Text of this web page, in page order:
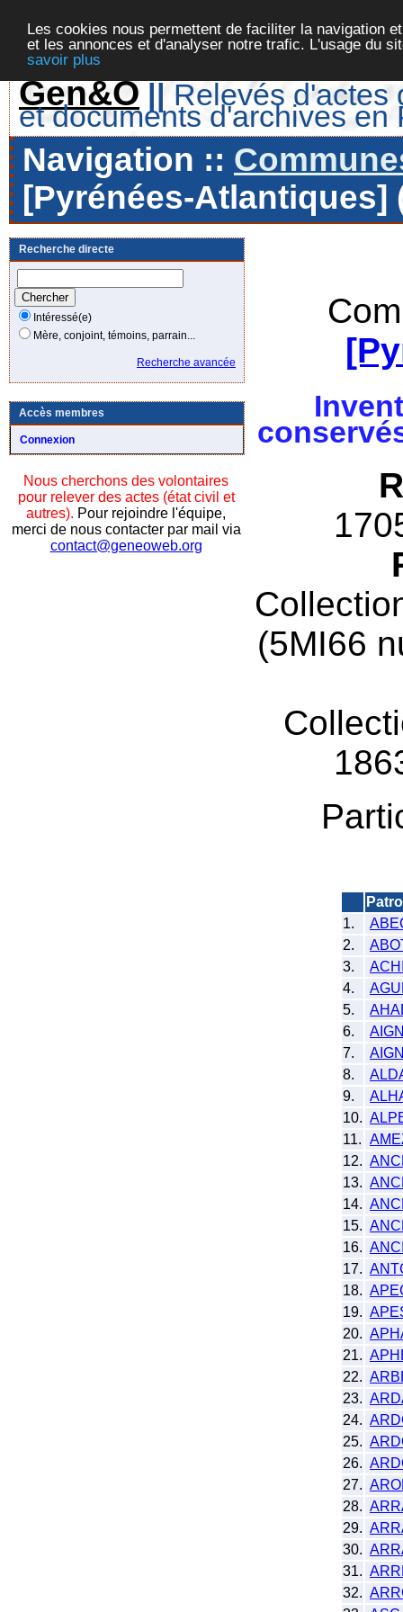
Les cookies nous permettent de faciliter la navigation
et les annonces et d'analyser notre trafic. L'usage du
savoir plus
Gen&O || Relevés d'actes
et documents d'archives en
Navigation ::
[Pyrénées-Atlantiques]
Recherche directe
Intéressé(e)
Mère, conjoint, témoins, parrain...
Recherche avancée
Accès membres
Connexion
Nous cherchons des volontaires
pour relever des actes (état civil et
autres). Pour rejoindre l'équipe,
merci de nous contacter par mail via
contact@geneoweb.org
(5MI66
1.
2.
3.
4.
5.
6.
7.
8.
9.
10.
11.
12.
13.
14.
15.
16.
17.
18.
19.
20.
21.
22.
23.
24.
25.
26.
27.
28.
29.
30.
31.
32.